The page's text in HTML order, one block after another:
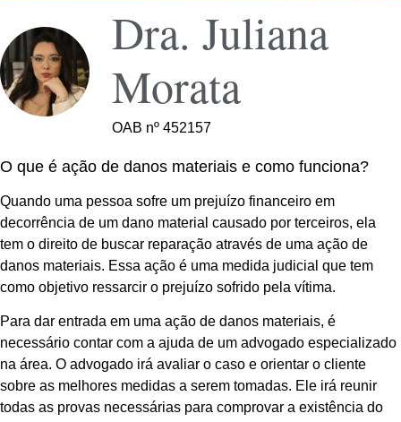
Dra. Juliana
Morata
OAB nº 452157
O que é ação de danos materiais e como funciona?
Quando uma pessoa sofre um prejuízo financeiro em
decorrência de um dano material causado por terceiros, ela
tem o direito de buscar reparação através de uma ação de
danos materiais. Essa ação é uma medida judicial que tem
como objetivo ressarcir o prejuízo sofrido pela vítima.
Para dar entrada em uma ação de danos materiais, é
necessário contar com a ajuda de um advogado especializado
na área. O advogado irá avaliar o caso e orientar o cliente
sobre as melhores medidas a serem tomadas. Ele irá reunir
todas as provas necessárias para comprovar a existência do